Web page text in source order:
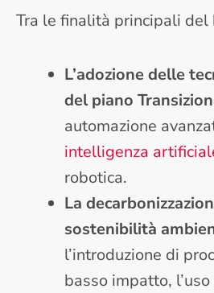
Tra le finalità principali del
L’adozione delle
del piano
automazione
intelligenza
robotica.
La
sostenibilità
l’introduzione di
basso impatto,